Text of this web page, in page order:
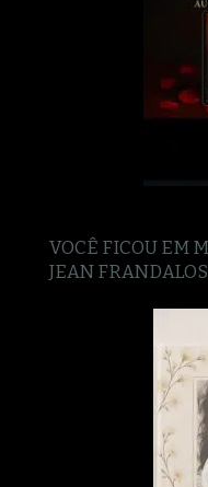
VOCÊ FICOU EM
JEAN